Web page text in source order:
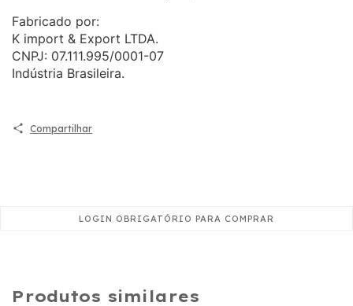
Fabricado por:
K import & Export LTDA.
CNPJ: 07.111.995/0001-07
Indústria Brasileira.
Compartilhar
Produtos similares